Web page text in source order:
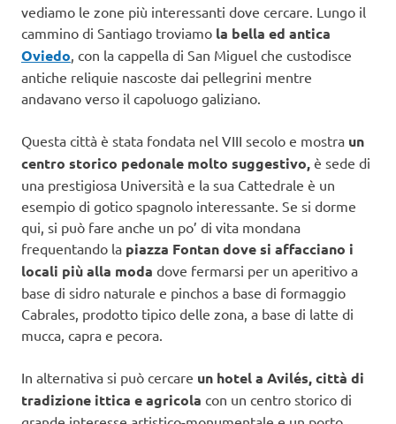
vediamo le zone più interessanti dove cercare. Lungo il
cammino di Santiago troviamo la bella ed antica
Oviedo , con la cappella di San Miguel che custodisce
antiche reliquie nascoste dai pellegrini mentre
andavano verso il capoluogo galiziano.
Questa città è stata fondata nel VIII secolo e mostra un
centro storico pedonale molto suggestivo, è sede di
una prestigiosa Università e la sua Cattedrale è un
esempio di gotico spagnolo interessante. Se si dorme
qui, si può fare anche un po’ di vita mondana
frequentando la piazza Fontan dove si affacciano i
locali più alla moda dove fermarsi per un aperitivo a
base di sidro naturale e pinchos a base di formaggio
Cabrales, prodotto tipico delle zona, a base di latte di
mucca, capra e pecora.
In alternativa si può cercare un hotel a Avilés, città di
tradizione ittica e agricola con un centro storico di